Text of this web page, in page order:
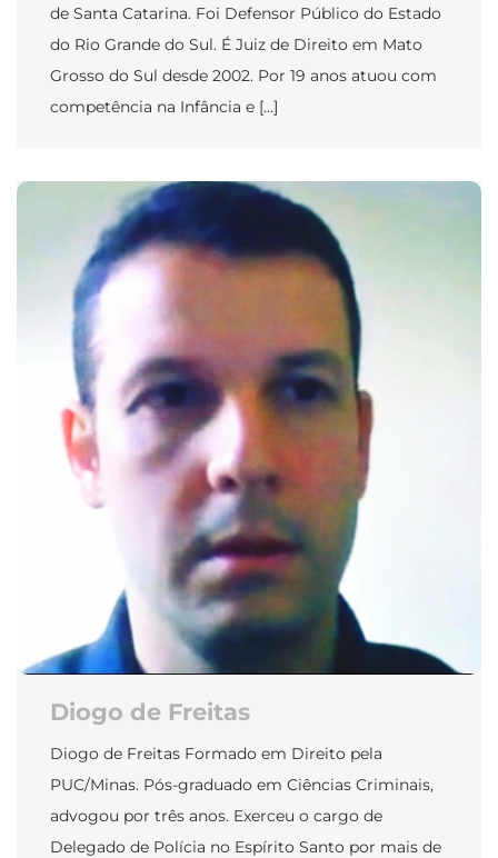
de Santa Catarina. Foi Defensor Público do Estado
do Rio Grande do Sul. É Juiz de Direito em Mato
Grosso do Sul desde 2002. Por 19 anos atuou com
competência na Infância e […]
Diogo de Freitas
Diogo de Freitas Formado em Direito pela
PUC/Minas. Pós-graduado em Ciências Criminais,
advogou por três anos. Exerceu o cargo de
Delegado de Polícia no Espírito Santo por mais de